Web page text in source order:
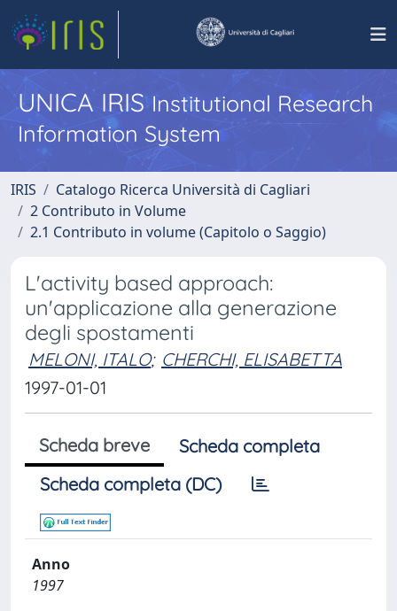
UNICA IRISInstitutional Research
Information System
IRIS
Catalogo Ricerca Università di Cagliari
2 Contributo in Volume
2.1 Contributo in volume (Capitolo o Saggio)
L'activity based approach:
un'applicazione alla generazione
degli spostamenti
MELONI, ITALO; CHERCHI, ELISABETTA
1997-01-01
Scheda breve
Scheda completa
Scheda completa (DC)
Anno
1997